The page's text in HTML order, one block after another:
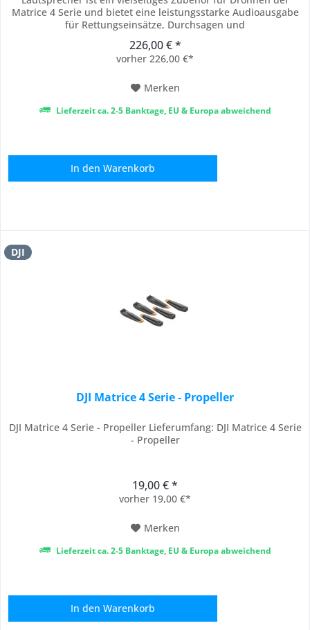
Matrice 4 Serie und bietet eine leistungsstarke Audioausgabe
für Rettungseinsätze, Durchsagen und
von 114 dB bei einem Meter Abstand und einer effektiven
Reichweite von bis zu 300 Metern sorgt er für klare...
226,00 € *
vorher 226,00 €*
Merken
Lieferzeit ca. 2-5 Banktage, EU & Europa abweichend
In den Warenkorb
DJI
DJI Matrice 4 Serie - Propeller
DJI Matrice 4 Serie - Propeller Lieferumfang: DJI Matrice 4 Serie
- Propeller
19,00 € *
vorher 19,00 €*
Merken
Lieferzeit ca. 2-5 Banktage, EU & Europa abweichend
In den Warenkorb